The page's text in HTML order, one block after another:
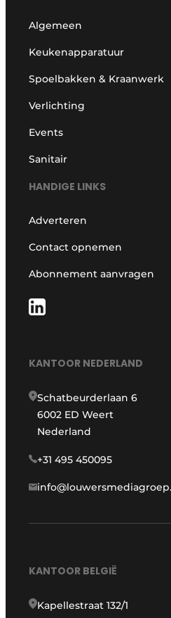
Algemeen
Keukenapparatuur
Spoelbakken & Kraanwerk
Verlichting
Events
Sanitair
HANDIGE LINKS
Adverteren
Contact opnemen
Abonnement aanvragen
KANTOOR NEDERLAND
Schatbeurderlaan 6
6002 ED Weert
Nederland
+31 495 450095
KANTOOR BELGIË
Kapellestraat 132/1